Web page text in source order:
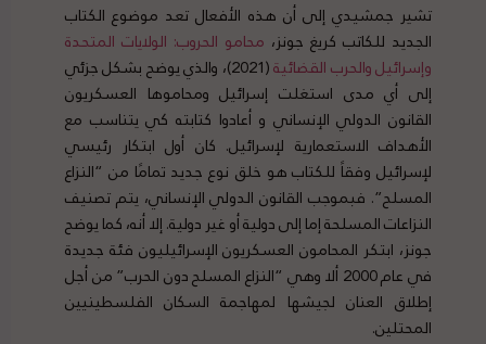
تشير جمشيدي إلى أن هذه الأفعال تعد موضوع الكتاب
الجديد للكاتب كريغ جونز، محامو الحروب: الولايات المتحدة
وإسرائيلوالحربالقضائية
(2021)، والذي يوضح بشكل جزئي
إلى أي مدى استغلت إسرائيل ومحاموها العسكريون
القانون الدولي الإنساني و أعادوا كتابته كي يتناسب مع
الأهداف الاستعمارية لإسرائيل. كان أول ابتكار رئيسي
لإسرائيل وفقاً للكتاب هو خلق نوع جديد تمامًا من “النزاع
المسلح”. فبموجب القانون الدولي الإنساني، يتم تصنيف
النزاعات المسلحة إما إلى دولية أو غير دولية. إلا أنه، كما يوضح
جونز، ابتكر المحامون العسكريون الإسرائيليون فئة جديدة
في عام 2000 ألا وهي “النزاع المسلح دون الحرب” من أجل
إطلاق العنان لجيشها لمهاجمة السكان الفلسطينيين
المحتلين.